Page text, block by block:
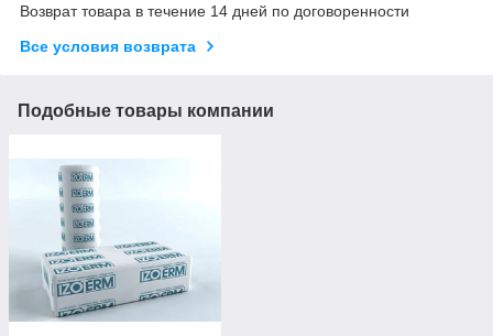
Возврат товара в течение 14 дней по договоренности
Все условия возврата
Подобные товары компании